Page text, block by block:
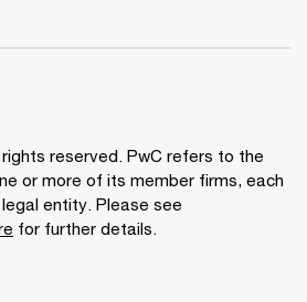
rights reserved. PwC refers to the
or more of its member firms, each
entity. Please see
for further details.